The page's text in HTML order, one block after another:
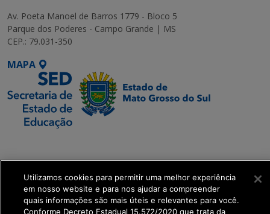
Av. Poeta Manoel de Barros 1779 - Bloco 5
Parque dos Poderes - Campo Grande | MS
CEP.: 79.031-350
MAPA
Executiva de
Transformação Digital
get_footer();
Utilizamos cookies para permitir uma melhor experiência
em nosso website e para nos ajudar a compreender
quais informações são mais úteis e relevantes para você.
Conforme Decreto Estadual 15.572/2020 que trata da